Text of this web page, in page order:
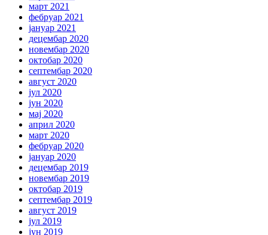
март 2021
фебруар 2021
јануар 2021
децембар 2020
новембар 2020
октобар 2020
септембар 2020
август 2020
јул 2020
јун 2020
мај 2020
април 2020
март 2020
фебруар 2020
јануар 2020
децембар 2019
новембар 2019
октобар 2019
септембар 2019
август 2019
јул 2019
јун 2019